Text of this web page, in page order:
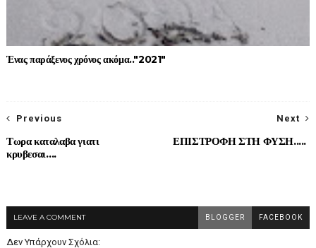
Ένας παράξενος χρόνος ακόμα.."2021"
Next
ΕΠΙΣΤΡΟΦΗ ΣΤΗ ΦΥΣΗ.....
Previous
Τωρα καταλαβα γιατι
κρυβεσαι….
LEAVE A COMMENT BLOGGER FACEBOOK
Δεν Υπάρχουν Σχόλια: